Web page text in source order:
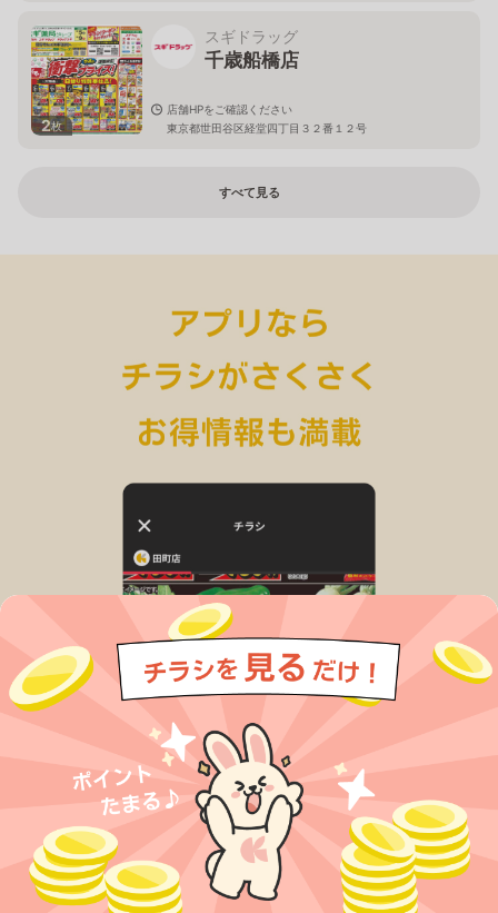
2枚
スギドラッグ
千歳船橋店
店舗HPをご確認ください
東京都世田谷区経堂四丁目３２番１２号
すべて見る